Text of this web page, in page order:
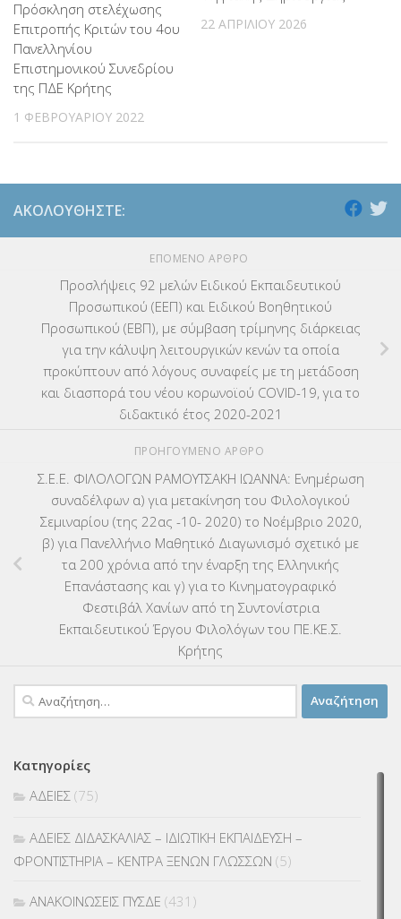
Πρόσκληση στελέχωσης
Επιτροπής Κριτών του 4ου
Πανελληνίου
Επιστημονικού Συνεδρίου
της ΠΔΕ Κρήτης
1 ΦΕΒΡΟΥΑΡΊΟΥ 2022
22 ΑΠΡΙΛΊΟΥ 2026
ΑΚΟΛΟΥΘΉΣΤΕ:
ΕΠΌΜΕΝΟ ΆΡΘΡΟ
Προσλήψεις 92 μελών Ειδικού Εκπαιδευτικού
Προσωπικού (ΕΕΠ) και Ειδικού Βοηθητικού
Προσωπικού (ΕΒΠ), με σύμβαση τρίμηνης διάρκειας
για την κάλυψη λειτουργικών κενών τα οποία
προκύπτουν από λόγους συναφείς με τη μετάδοση
και διασπορά του νέου κορωνοϊού COVID-19, για το
διδακτικό έτος 2020-2021
ΠΡΟΗΓΟΎΜΕΝΟ ΆΡΘΡΟ
Σ.Ε.Ε. ΦΙΛΟΛΟΓΩΝ ΡΑΜΟΥΤΣΑΚΗ ΙΩΑΝΝΑ: Ενημέρωση
συναδέλφων α) για μετακίνηση του Φιλολογικού
Σεμιναρίου (της 22ας -10- 2020) το Νοέμβριο 2020,
β) για Πανελλήνιο Μαθητικό Διαγωνισμό σχετικό με
τα 200 χρόνια από την έναρξη της Ελληνικής
Επανάστασης και γ) για το Κινηματογραφικό
Φεστιβάλ Χανίων από τη Συντονίστρια
Εκπαιδευτικού Έργου Φιλολόγων του ΠΕ.ΚΕ.Σ.
Κρήτης
Αναζήτηση
για:
Κατηγορίες
ΑΔΕΙΕΣ (75)
ΑΔΕΙΕΣ ΔΙΔΑΣΚΑΛΙΑΣ – ΙΔΙΩΤΙΚΗ ΕΚΠΑΙΔΕΥΣΗ –
ΦΡΟΝΤΙΣΤΗΡΙΑ – ΚΕΝΤΡΑ ΞΕΝΩΝ ΓΛΩΣΣΩΝ (5)
ΑΝΑΚΟΙΝΩΣΕΙΣ ΠΥΣΔΕ (431)